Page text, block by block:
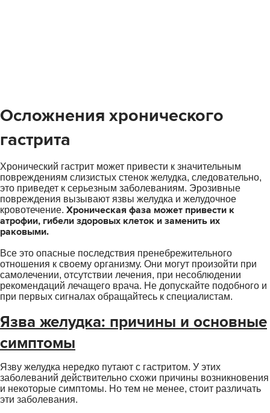
Осложнения хронического
гастрита
Хронический гастрит может привести к значительным
повреждениям слизистых стенок желудка, следовательно,
это приведет к серьезным заболеваниям. Эрозивные
повреждения вызывают язвы желудка и желудочное
кровотечение. Хроническая фаза может привести к
атрофии, гибели здоровых клеток и заменить их
раковыми.
Все это опасные последствия пренебрежительного
отношения к своему организму. Они могут произойти при
самолечении, отсутствии лечения, при несоблюдении
рекомендаций лечащего врача. Не допускайте подобного и
при первых сигналах обращайтесь к специалистам.
Язва желудка: причины и основные
симптомы
Язву желудка нередко путают с гастритом. У этих
заболеваний действительно схожи причины возникновения
и некоторые симптомы. Но тем не менее, стоит различать
эти заболевания.